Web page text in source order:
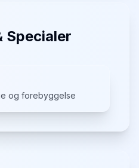
Specialer
og forebyggelse